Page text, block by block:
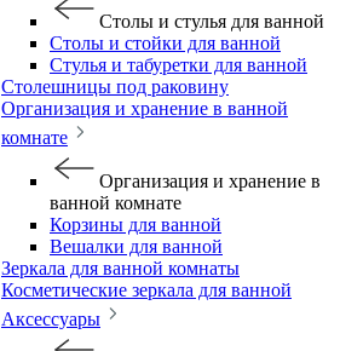
Столы и стулья для ванной
Столы и стойки для ванной
Стулья и табуретки для ванной
Столешницы под раковину
Организация и хранение в ванной
комнате
Организация и хранение в
ванной комнате
Корзины для ванной
Вешалки для ванной
Зеркала для ванной комнаты
Косметические зеркала для ванной
Аксессуары